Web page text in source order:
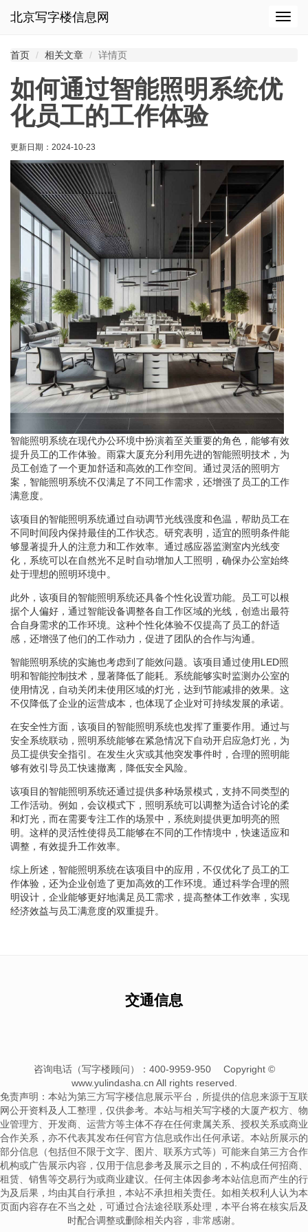
切
北京写字楼信息网
首页 相关文章 详情页
如何通过智能照明系统优
化员工的工作体验
更新日期： 2024-10-23
智能照明系统在现代办公环境中扮演着至关重要的角色，能够有效
提升员工的工作体验。雨霖大厦充分利用先进的智能照明技术，为
员工创造了一个更加舒适和高效的工作空间。通过灵活的照明方
案，智能照明系统不仅满足了不同工作需求，还增强了员工的工作
满意度。
该项目的智能照明系统通过自动调节光线强度和色温，帮助员工在
不同时间段内保持最佳的工作状态。研究表明，适宜的照明条件能
够显著提升人的注意力和工作效率。通过感应器监测室内光线变
化，系统可以在自然光不足时自动增加人工照明，确保办公室始终
处于理想的照明环境中。
此外，该项目的智能照明系统还具备个性化设置功能。员工可以根
据个人偏好，通过智能设备调整各自工作区域的光线，创造出最符
合自身需求的工作环境。这种个性化体验不仅提高了员工的舒适
感，还增强了他们的工作动力，促进了团队的合作与沟通。
智能照明系统的实施也考虑到了能效问题。该项目通过使用LED照
明和智能控制技术，显著降低了能耗。系统能够实时监测办公室的
使用情况，自动关闭未使用区域的灯光，达到节能减排的效果。这
不仅降低了企业的运营成本，也体现了企业对可持续发展的承诺。
在安全性方面，该项目的智能照明系统也发挥了重要作用。通过与
安全系统联动，照明系统能够在紧急情况下自动开启应急灯光，为
员工提供安全指引。在发生火灾或其他突发事件时，合理的照明能
够有效引导员工快速撤离，降低安全风险。
该项目的智能照明系统还通过提供多种场景模式，支持不同类型的
工作活动。例如，会议模式下，照明系统可以调整为适合讨论的柔
和灯光，而在需要专注工作的场景中，系统则提供更加明亮的照
明。这样的灵活性使得员工能够在不同的工作情境中，快速适应和
调整，有效提升工作效率。
综上所述，智能照明系统在该项目中的应用，不仅优化了员工的工
作体验，还为企业创造了更加高效的工作环境。通过科学合理的照
明设计，企业能够更好地满足员工需求，提高整体工作效率，实现
经济效益与员工满意度的双重提升。
交通信息
咨询电话（写字楼顾问）：400-9959-950
Copyright ©
www.yulindasha.cn All rights reserved.
免责声明：本站为第三方写字楼信息展示平台，所提供的信息来源于互联
网公开资料及人工整理，仅供参考。本站与相关写字楼的大厦产权方、物
业管理方、开发商、运营方等主体不存在任何隶属关系、授权关系或商业
合作关系，亦不代表其发布任何官方信息或作出任何承诺。本站所展示的
部分信息（包括但不限于文字、图片、联系方式等）可能来自第三方合作
机构或广告展示内容，仅用于信息参考及展示之目的，不构成任何招商、
租赁、销售等交易行为或商业建议。任何主体因参考本站信息而产生的行
为及后果，均由其自行承担，本站不承担相关责任。如相关权利人认为本
页面内容存在不当之处，可通过合法途径联系处理，本平台将在核实后及
时配合调整或删除相关内容，非常感谢。